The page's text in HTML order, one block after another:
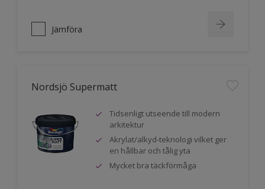
Jämföra
Nordsjö Supermatt
Tidsenligt utseende till modern
arkitektur
Akrylat/alkyd-teknologi vilket ger
en hållbar och tålig yta
Mycket bra täckförmåga